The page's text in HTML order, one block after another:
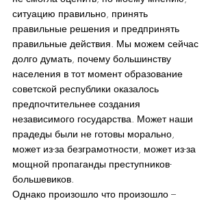
ситуацию правильно, принять
правильные решения и предпринять
правильные действия. Мы можем сейчас
долго думать, почему большинству
населения в тот момент образование
советской республики оказалось
предпочтительнее создания
независимого государства. Может наши
прадеды были не готовы морально,
может из-за безграмотности, может из-за
мощной пропаганды преступников-
большевиков.
Однако произошло что произошло –